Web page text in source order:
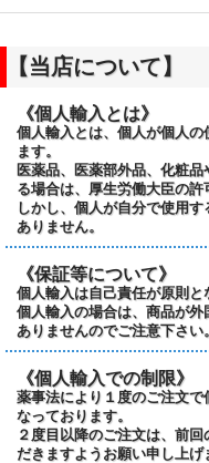
【当店について】
《個人輸入とは》
個人輸入とは、個人が個人
ます。
医薬品、医薬部外品、化粧
る場合は、厚生労働大臣の許
しかし、個人が自分で使用
ありません。
《保証等について》
個人輸入は自己責任が原則と
個人輸入の場合は、商品が
ありませんのでご注意下さい。
《個人輸入での制限》
薬事法により１度のご注文
なっております。
２度目以降のご注文は、前
だきますようお願い申し上げ